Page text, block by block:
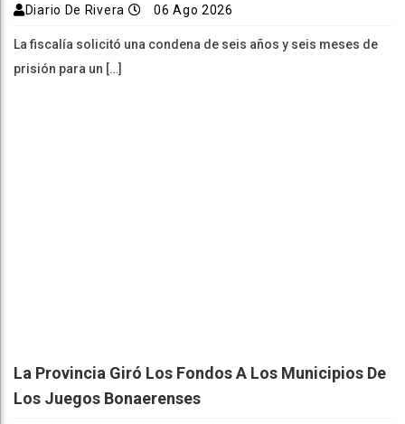
Diario De Rivera 06 Ago 2026
La fiscalía solicitó una condena de seis años y seis meses de
prisión para un […]
La Provincia Giró Los Fondos A Los Municipios De
Los Juegos Bonaerenses